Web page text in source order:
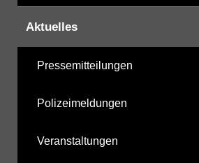
Aktuelles
Pressemitteilungen
Polizeimeldungen
Veranstaltungen